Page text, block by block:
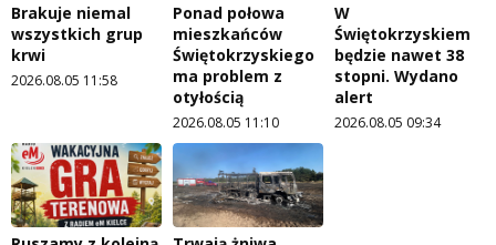
Brakuje niemal
wszystkich grup
krwi
2026.08.05 11:58
Ponad połowa
mieszkańców
Świętokrzyskiego
ma problem z
otyłością
2026.08.05 11:10
W
Świętokrzyskiem
będzie nawet 38
stopni. Wydano
alert
2026.08.05 09:34